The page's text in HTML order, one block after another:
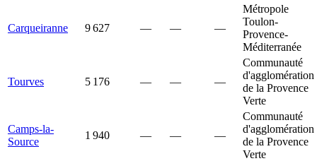
Carqueiranne 9 627 — — —
Métropole
Toulon-
Provence-
Méditerranée
Tourves 5 176 — — —
Communauté
d'agglomération
de la Provence
Verte
Camps-la-
Source
1 940 — — —
Communauté
d'agglomération
de la Provence
Verte